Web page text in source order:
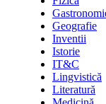
Geografie
Inventii
Istorie
IT&C
Lingvistică
Literatură